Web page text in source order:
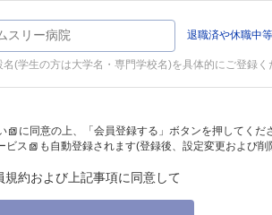
退職済や休職中
名(学生の方は大学名・専門学校名)を具体的にご登録く
に同意の上、「会員登録する」ボタンを押してくだ
ビス も自動登録されます(登録後、設定変更および
規約および上記事項に同意して